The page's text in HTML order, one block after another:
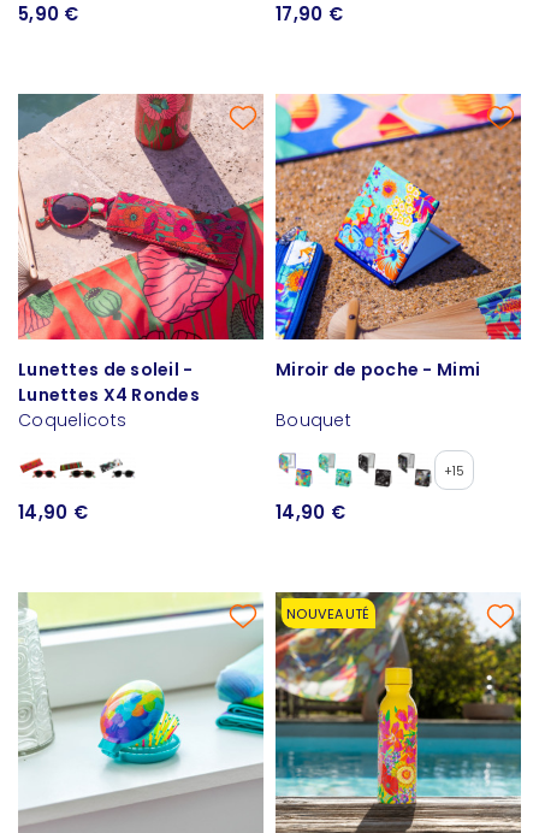
5,90 € 17,90 €
Lunettes de soleil -
Lunettes X4 Rondes
Coquelicots
14,90 €
Miroir de poche - Mimi
Bouquet
+15
14,90 €
NOUVEAUTÉ